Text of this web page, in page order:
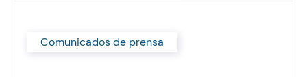
Comunicados de prensa